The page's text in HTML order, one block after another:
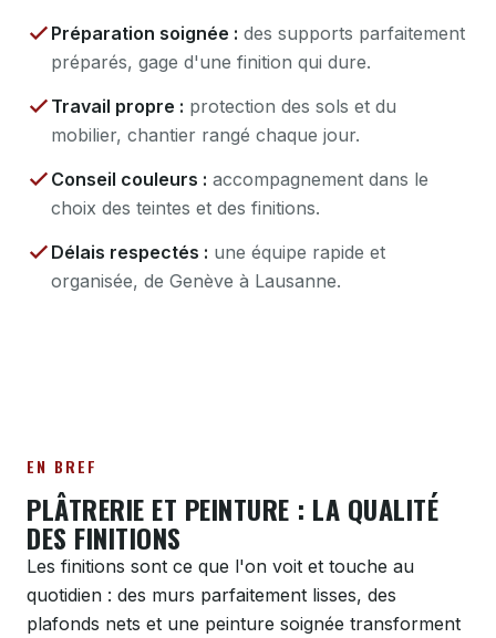
Préparation soignée : des supports parfaitement
préparés, gage d'une finition qui dure.
Travail propre : protection des sols et du
mobilier, chantier rangé chaque jour.
Conseil couleurs : accompagnement dans le
choix des teintes et des finitions.
Délais respectés : une équipe rapide et
organisée, de Genève à Lausanne.
EN BREF
PLÂTRERIE ET PEINTURE : LA QUALITÉ
DES FINITIONS
Les finitions sont ce que l'on voit et touche au
quotidien : des murs parfaitement lisses, des
plafonds nets et une peinture soignée transforment